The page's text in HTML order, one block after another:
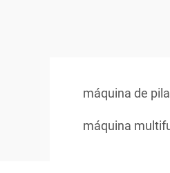
máquina de
máquina